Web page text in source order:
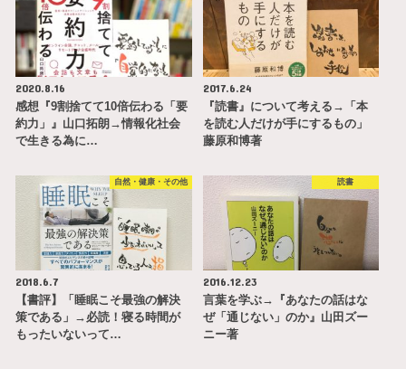
2020.8.16
感想『9割捨てて10倍伝わる「要
約力」』山口拓朗→情報化社会
で生きる為に…
2017.6.24
『読書』について考える→「本
を読む人だけが手にするもの」
藤原和博著
自然・健康・その他
2018.6.7
【書評】「睡眠こそ最強の解決
策である」→必読！寝る時間が
もったいないって…
読書
2016.12.23
言葉を学ぶ→『あなたの話はな
ぜ「通じない」のか』山田ズー
ニー著